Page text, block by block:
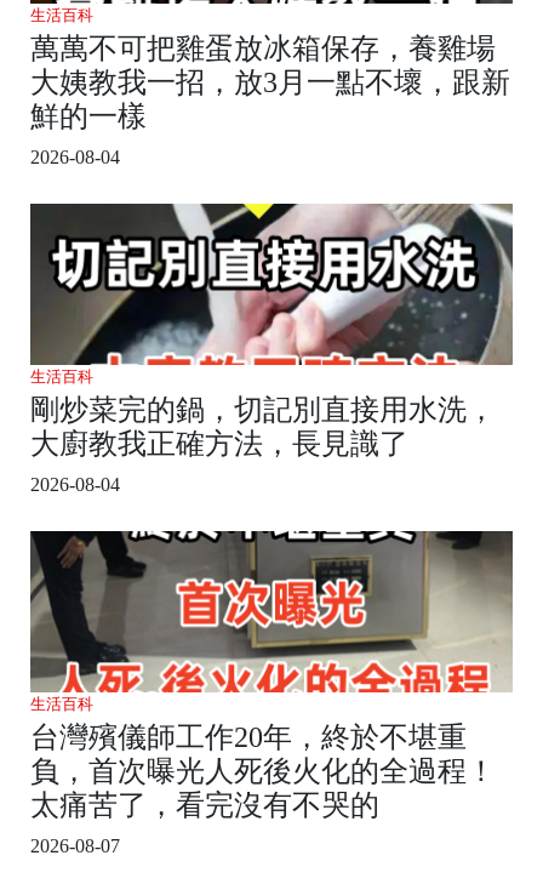
生活百科
萬萬不可把雞蛋放冰箱保存，養雞場
大姨教我一招，放3月一點不壞，跟新
鮮的一樣
2026-08-04
生活百科
剛炒菜完的鍋，切記別直接用水洗，
大廚教我正確方法，長見識了
2026-08-04
生活百科
台灣殯儀師工作20年，終於不堪重
負，首次曝光人死後火化的全過程！
太痛苦了，看完沒有不哭的
2026-08-07